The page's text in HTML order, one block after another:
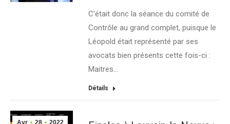
C’était donc la séance du comité de
Contrôle au grand complet, puisque le
Léopold était représenté par ses
avocats bien présents cette fois-ci :
Maitres…
Détails
Avr 28 2022